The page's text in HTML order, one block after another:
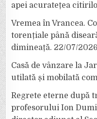
apei acuratețea
Vremea în Vrancea.
torențiale până
dimineață. 22/07/2026
Casă de vânzare la
utilată și mobilată
Regrete eterne după
profesorului Ion